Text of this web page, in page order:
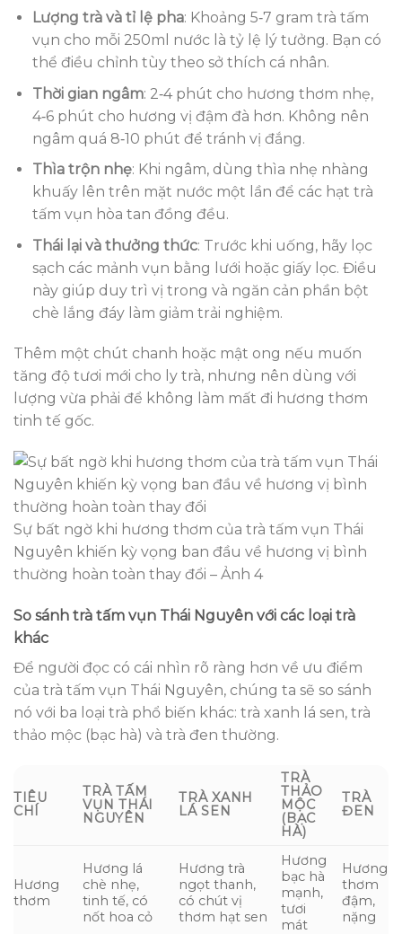
Lượng trà và tỉ lệ pha: Khoảng 5‑7 gram trà tấm
vụn cho mỗi 250ml nước là tỷ lệ lý tưởng. Bạn có
thể điều chỉnh tùy theo sở thích cá nhân.
Thời gian ngâm: 2‑4 phút cho hương thơm nhẹ,
4‑6 phút cho hương vị đậm đà hơn. Không nên
ngâm quá 8‑10 phút để tránh vị đắng.
Thìa trộn nhẹ: Khi ngâm, dùng thìa nhẹ nhàng
khuấy lên trên mặt nước một lần để các hạt trà
tấm vụn hòa tan đồng đều.
Thái lại và thưởng thức: Trước khi uống, hãy lọc
sạch các mảnh vụn bằng lưới hoặc giấy lọc. Điều
này giúp duy trì vị trong và ngăn cản phần bột
chè lắng đáy làm giảm trải nghiệm.
Thêm một chút chanh hoặc mật ong nếu muốn
tăng độ tươi mới cho ly trà, nhưng nên dùng với
lượng vừa phải để không làm mất đi hương thơm
tinh tế gốc.
Sự bất ngờ khi hương thơm của trà tấm vụn Thái
Nguyên khiến kỳ vọng ban đầu về hương vị bình
thường hoàn toàn thay đổi – Ảnh 4
So sánh trà tấm vụn Thái Nguyên với các loại trà
khác
Để người đọc có cái nhìn rõ ràng hơn về ưu điểm
của trà tấm vụn Thái Nguyên, chúng ta sẽ so sánh
nó với ba loại trà phổ biến khác: trà xanh lá sen, trà
thảo mộc (bạc hà) và trà đen thường.
TIÊU
CHÍ
TRÀ TẤM
VỤN THÁI
NGUYÊN
TRÀ XANH
LÁ SEN
TRÀ
THẢO
MỘC
(BẠC
HÀ)
TRÀ
ĐEN
Hương
thơm
Hương lá
chè nhẹ,
tinh tế, có
nốt hoa cỏ
Hương trà
ngọt thanh,
có chút vị
thơm hạt sen
Hương
bạc hà
mạnh,
tươi
mát
Hương
thơm
đậm,
nặng